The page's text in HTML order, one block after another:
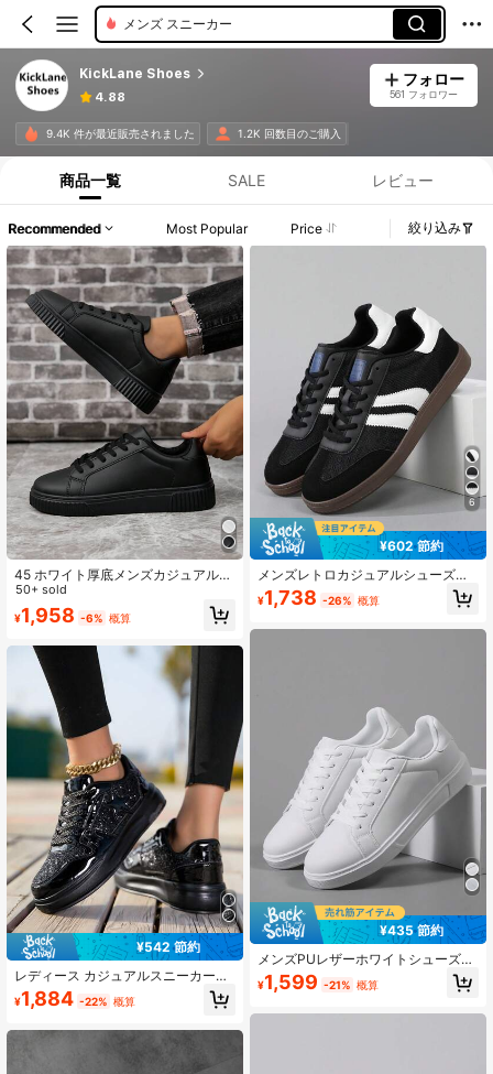
メンズ スニーカー
KickLane Shoes
4.88
フォロー
561 フォロワー
9.4K 件が最近販売されました 1.2K 回数目のご購入
商品一覧 SALE レビュー
Recommended Most Popular Price 絞り込み
45 ホワイト厚底メンズカジュアルス
ニーカー、軽量ソフトボトム通気性
スポーツシューズ
50+ sold
¥1,958 -6% 概算
¥542 節約
レディース カジュアルスニーカー、
ブラック、滑り止め ソフトボトム、
軽量 厚底、ラウンドトゥ レースアッ
¥1,884 -22% 概算
6
¥602 節約
メンズレトロカジュアルシューズ、
軽量ソフトソールスニーカー、ラウ
ンドトゥ レースアップ快適フラット
¥1,738 -26% 概算
¥435 節約
メンズPUレザーホワイトシューズ、
ローカットスプリング/オータムスニ
ーカー、ラウンドトゥ、ソフトソー
¥1,599 -21% 概算